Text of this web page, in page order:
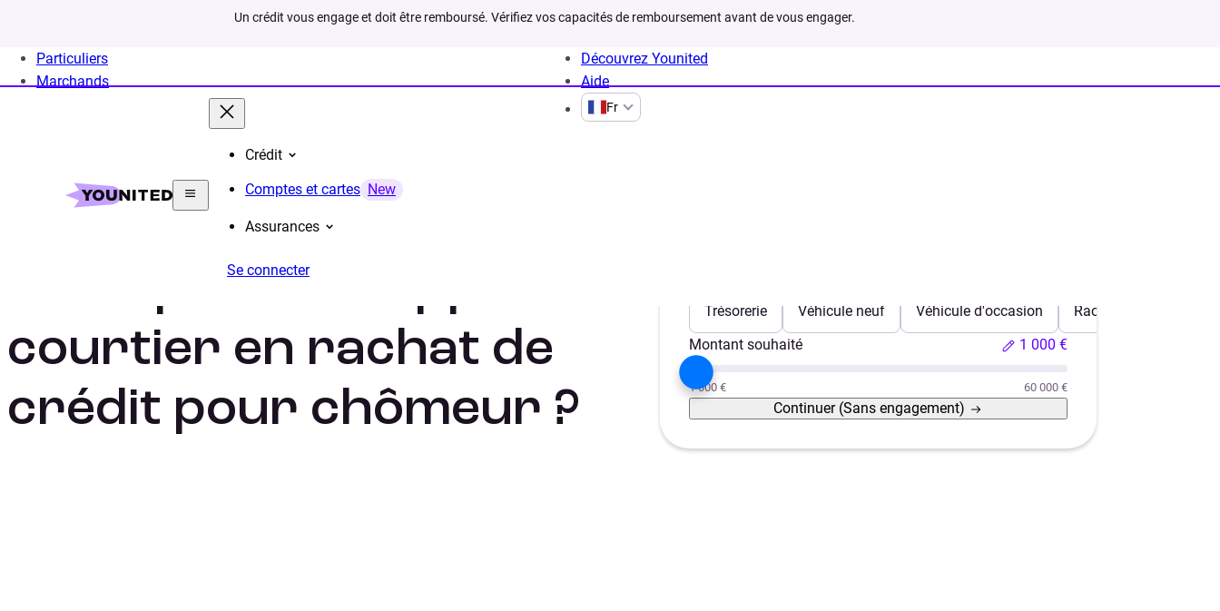
Un crédit vous engage et doit être remboursé. Vérifiez vos capacités de remboursement avant de vous engager.
Particuliers
Marchands
Découvrez Younited
Aide
Fr
Crédit
Comptes et cartes New
Assurances
Se connecter
Home Rachat de crédit Situation Rachat credit chomage est ce possible
Pourquoi faire appel à un
courtier en rachat de
crédit pour chômeur ?
Trésorerie Véhicule neuf Véhicule d'occasion Rachat de crédits
Montant souhaité
1 000 €
1 000 € 60 000 €
Continuer (Sans engagement)